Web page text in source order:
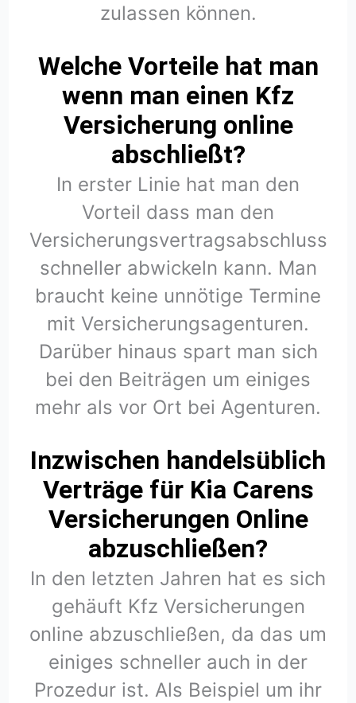
zulassen können.
Welche Vorteile hat man
wenn man einen Kfz
Versicherung online
abschließt?
In erster Linie hat man den
Vorteil dass man den
Versicherungsvertragsabschluss
schneller abwickeln kann. Man
braucht keine unnötige Termine
mit Versicherungsagenturen.
Darüber hinaus spart man sich
bei den Beiträgen um einiges
mehr als vor Ort bei Agenturen.
Inzwischen handelsüblich
Verträge für Kia Carens
Versicherungen Online
abzuschließen?
In den letzten Jahren hat es sich
gehäuft Kfz Versicherungen
online abzuschließen, da das um
einiges schneller auch in der
Prozedur ist. Als Beispiel um ihr